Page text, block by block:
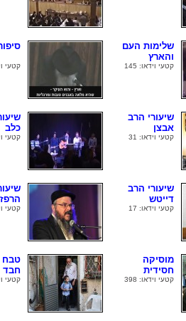
שלימות העם
והארץ
קטעי וידאו: 145 קטעי
שיעורי הרב
אבצן
קטעי וידאו: 31 קטעי
שיעורי הרב
דייטש
קטעי וידאו: 17 קטעי
מוסיקה
חסידית
קטעי וידאו: 398
טבח
קטעי